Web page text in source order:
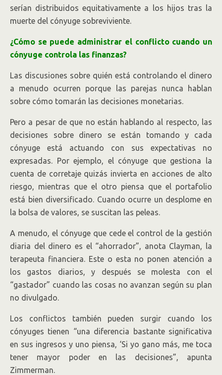
serían distribuidos equitativamente a los hijos tras la
muerte del cónyuge sobreviviente.
¿Cómo se puede administrar el conflicto cuando un
cónyuge controla las finanzas?
Las discusiones sobre quién está controlando el dinero
a menudo ocurren porque las parejas nunca hablan
sobre cómo tomarán las decisiones monetarias.
Pero a pesar de que no están hablando al respecto, las
decisiones sobre dinero se están tomando y cada
cónyuge está actuando con sus expectativas no
expresadas. Por ejemplo, el cónyuge que gestiona la
cuenta de corretaje quizás invierta en acciones de alto
riesgo, mientras que el otro piensa que el portafolio
está bien diversificado. Cuando ocurre un desplome en
la bolsa de valores, se suscitan las peleas.
A menudo, el cónyuge que cede el control de la gestión
diaria del dinero es el “ahorrador”, anota Clayman, la
terapeuta financiera. Este o esta no ponen atención a
los gastos diarios, y después se molesta con el
“gastador” cuando las cosas no avanzan según su plan
no divulgado.
Los conflictos también pueden surgir cuando los
cónyuges tienen “una diferencia bastante significativa
en sus ingresos y uno piensa, ‘Si yo gano más, me toca
tener mayor poder en las decisiones”, apunta
Zimmerman.